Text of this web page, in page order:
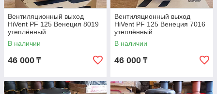
Вентиляционный выход
HiVent PF 125 Венеция 8019
утеплённый
В наличии
46 000 ₸
Вентиляционный выход
HiVent PF 125 Венеция 7016
утеплённый
В наличии
46 000 ₸